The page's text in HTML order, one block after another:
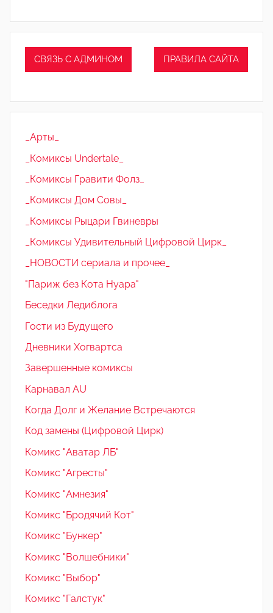
СВЯЗЬ С АДМИНОМ ПРАВИЛА САЙТА
_Арты_
_Комиксы Undertale_
_Комиксы Гравити Фолз_
_Комиксы Дом Совы_
_Комиксы Рыцари Гвиневры
_Комиксы Удивительный Цифровой Цирк_
_НОВОСТИ сериала и прочее_
"Париж без Кота Нуара"
Беседки Ледиблога
Гости из Будущего
Дневники Хогвартса
Завершенные комиксы
Карнавал AU
Когда Долг и Желание Встречаются
Код замены (Цифровой Цирк)
Комикс "Аватар ЛБ"
Комикс "Агресты"
Комикс "Амнезия"
Комикс "Бродячий Кот"
Комикс "Бункер"
Комикс "Волшебники"
Комикс "Выбор"
Комикс "Галстук"